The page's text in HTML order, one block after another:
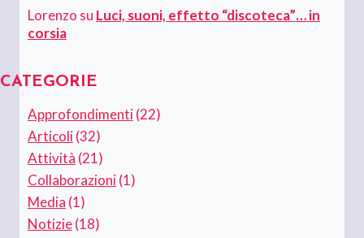
Lorenzo su Luci, suoni, effetto “discoteca”… in
corsia
CATEGORIE
Approfondimenti(22)
Articoli(32)
Attività (21)
Collaborazioni(1)
Media (1)
Notizie(18)